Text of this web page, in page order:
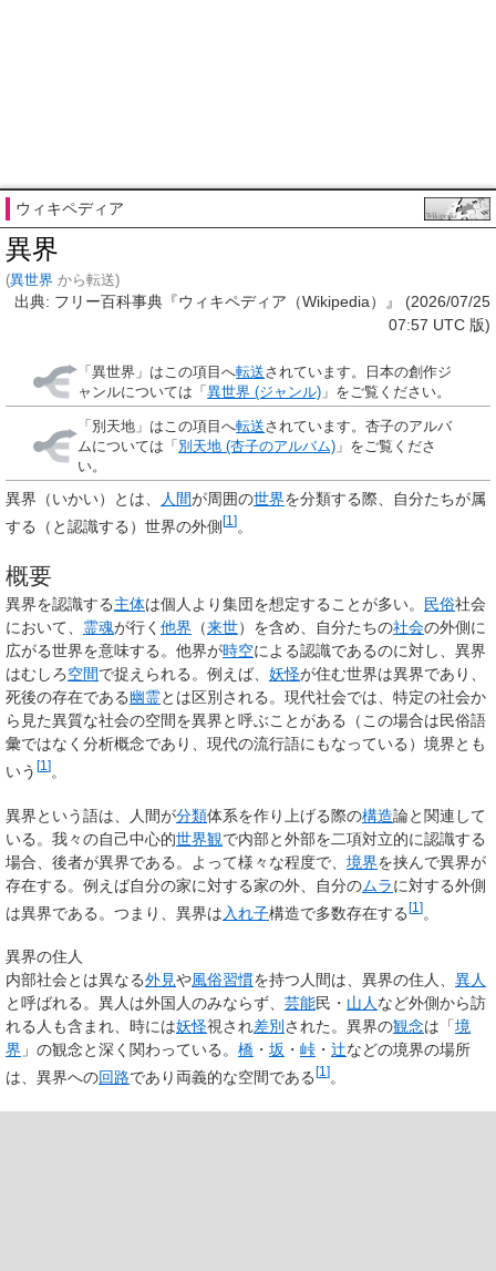
ウィキペディア
異界
(異世界 から転送)
出典: フリー百科事典『ウィキペディア（Wikipedia）』 (2026/07/25
07:57 UTC 版)
「異世界 」はこの項目へ転送されています。日本の創作ジ
ャンルについては「異世界 (ジャンル) 」をご覧ください。
「 別天地 」はこの項目へ転送されています。杏子のアルバ
ムについては「 別天地 (杏子のアルバム) 」をご覧くださ
い。
異界 （いかい）とは、 人間が周囲の世界を分類する際、自分たちが属
する（と認識する）世界の外側[1 ] 。
概要
異界を認識する主体は個人より集団を想定することが多い。 民俗社会
において、 霊魂が行く 他界 （来世）を含め、自分たちの社会の外側に
広がる世界を意味する。他界が時空による認識であるのに対し、異界
はむしろ空間で捉えられる。例えば、 妖怪が住む世界は異界であり、
死後の存在である幽霊とは区別される。現代社会では、特定の社会か
ら見た異質な社会の空間を異界と呼ぶことがある（この場合は民俗語
彙ではなく分析概念であり、現代の流行語にもなっている）境界とも
いう [1 ] 。
異界という語は、人間が分類体系を作り上げる際の構造論と関連して
いる。我々の自己中心的世界観で内部と外部を二項対立的に認識する
場合、後者が異界である。よって様々な程度で、 境界を挟んで異界が
存在する。例えば自分の家に対する家の外、自分のムラに対する外側
は異界である。つまり、異界は 入れ子構造で多数存在する[1 ]。
異界の住人
内部社会とは異なる外見や風俗習慣を持つ人間は、異界の住人、 異人
と呼ばれる。異人は外国人のみならず、 芸能民・ 山人 など外側から訪
れる人も含まれ、時には妖怪視され差別 された。異界の観念は「境
界 」の観念と深く関わっている。 橋 ・ 坂 ・ 峠 ・ 辻などの境界の場所
は、異界への回路であり両義的な空間である[1 ]。